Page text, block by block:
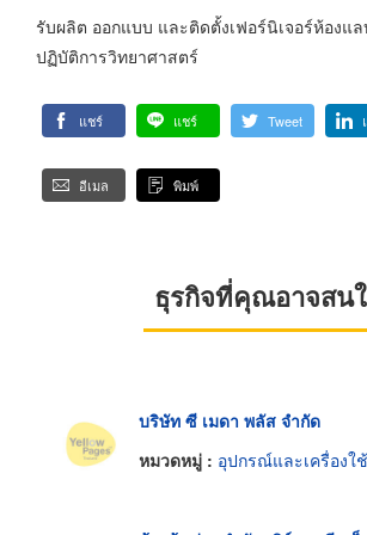
รับผลิต ออกแบบ และติดตั้งเฟอร์นิเจอร์ห้องแ
ปฏิบัติการวิทยาศาสตร์
แชร์ แชร์ Tweet
อีเมล พิมพ์
ธุรกิจที่คุณอาจสน
บริษัท ซี เมดา พลัส จำกัด
หมวดหมู่ : อุปกรณ์และเครื่องใ